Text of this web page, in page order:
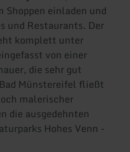
einladen und
und Restaurants. Der
komplett unter
von einer
die sehr gut
Münstereifel fließt
malerischer
die ausgedehnten
Hohes Venn -